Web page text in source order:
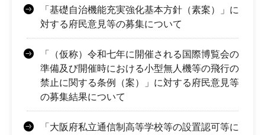
「基礎自治機能充実強化基本方針（素案）」に
対する府民意見等の募集について
「（仮称）令和七年に開催される国際博覧会の
準備及び開催時における小型無人機等の飛行の
禁止に関する条例（案）」に対する府民意見等
の募集結果について
「大阪府私立通信制高等学校等の設置認可等に